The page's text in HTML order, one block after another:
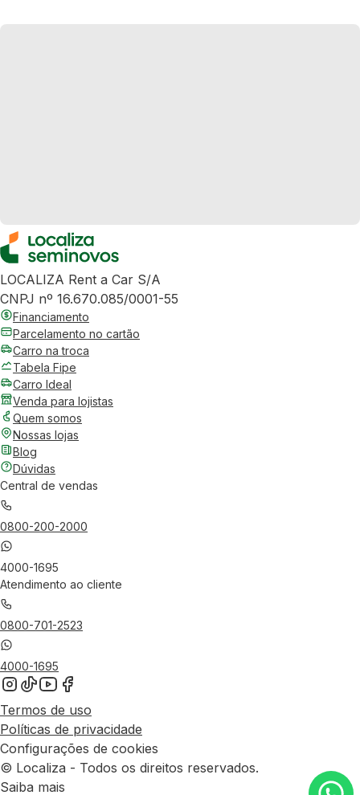
LOCALIZA Rent a Car S/A
CNPJ nº 16.670.085/0001-55
Financiamento
Parcelamento no cartão
Carro na troca
Tabela Fipe
Carro Ideal
Venda para lojistas
Quem somos
Nossas lojas
Blog
Dúvidas
Central de vendas
0800-200-2000
4000-1695
Atendimento ao cliente
0800-701-2523
4000-1695
Termos de uso
Políticas de privacidade
Configurações de cookies
© Localiza - Todos os direitos reservados.
Saiba mais